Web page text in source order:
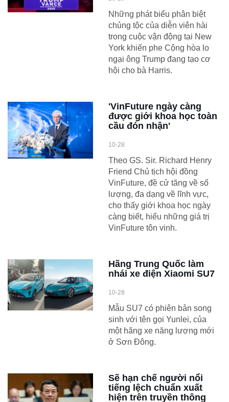
Những phát biểu phân biệt
chủng tộc của diễn viên hài
trong cuộc vận động tại New
York khiến phe Cộng hòa lo
ngại ông Trump đang tạo cơ
hội cho bà Harris.
'VinFuture ngày càng
được giới khoa học toàn
cầu đón nhận'
10-28
Theo GS. Sir. Richard Henry
Friend Chủ tịch hội đồng
VinFuture, đề cử tăng về số
lượng, đa dạng về lĩnh vực,
cho thấy giới khoa học ngày
càng biết, hiểu những giá trị
VinFuture tôn vinh.
Hãng Trung Quốc làm
nhái xe điện Xiaomi SU7
10-28
Mẫu SU7 có phiên bản song
sinh với tên gọi Yunlei, của
một hãng xe năng lượng mới
ở Sơn Đông.
Sẽ hạn chế người nổi
tiếng lệch chuẩn xuất
hiện trên truyền thông